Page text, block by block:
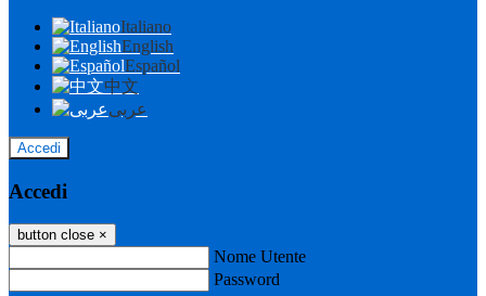
Italiano
English
Español
中文
عربى
Accedi
Accedi
button close ×
Nome Utente
Password